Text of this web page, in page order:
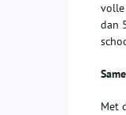
volle
dan
Met